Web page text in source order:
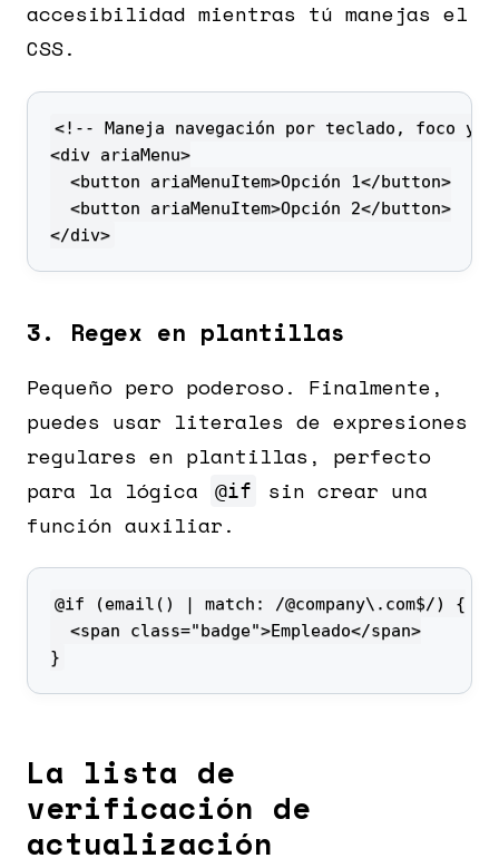
accesibilidad mientras tú manejas el
CSS.
</div>
3. Regex en plantillas
Pequeño pero poderoso. Finalmente,
puedes usar literales de expresiones
regulares en plantillas, perfecto
para la lógica
@if
sin crear una
función auxiliar.
}
La lista de
verificación de
actualización